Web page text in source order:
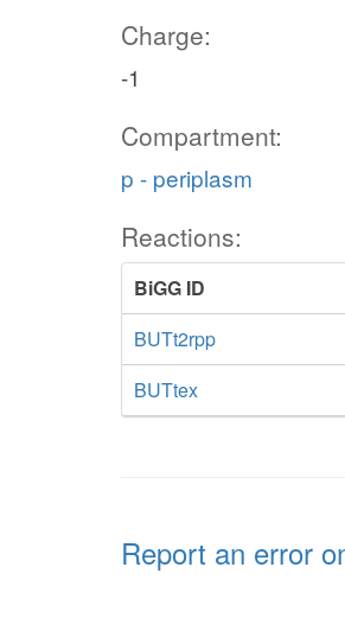
Charge:
-1
Compartment:
p - periplasm
Reactions:
BiGG ID
BUTt2rpp
BUTtex
Report an error